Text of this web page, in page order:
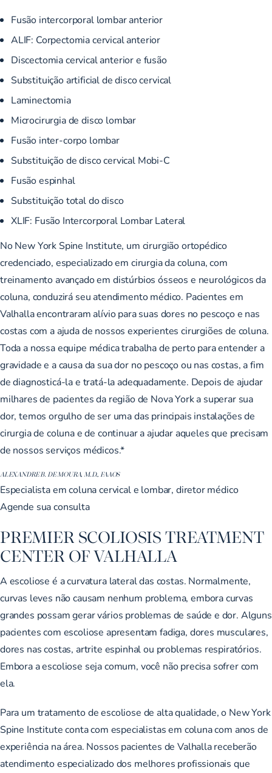
Fusão intercorporal lombar anterior
ALIF: Corpectomia cervical anterior
Discectomia cervical anterior e fusão
Substituição artificial de disco cervical
Laminectomia
Microcirurgia de disco lombar
Fusão inter-corpo lombar
Substituição de disco cervical Mobi-C
Fusão espinhal
Substituição total do disco
XLIF: Fusão Intercorporal Lombar Lateral
No New York Spine Institute, um cirurgião ortopédico
credenciado, especializado em cirurgia da coluna, com
treinamento avançado em distúrbios ósseos e neurológicos da
coluna, conduzirá seu atendimento médico. Pacientes em
Valhalla encontraram alívio para suas dores no pescoço e nas
costas com a ajuda de nossos experientes cirurgiões de coluna.
Toda a nossa equipe médica trabalha de perto para entender a
gravidade e a causa da sua dor no pescoço ou nas costas, a fim
de diagnosticá-la e tratá-la adequadamente. Depois de ajudar
milhares de pacientes da região de Nova York a superar sua
dor, temos orgulho de ser uma das principais instalações de
cirurgia de coluna e de continuar a ajudar aqueles que precisam
de nossos serviços médicos.*
ALEXANDRE B. DE MOURA, M.D., FAAOS
Especialista em coluna cervical e lombar, diretor médico
Agende sua consulta
PREMIER SCOLIOSIS TREATMENT
CENTER OF VALHALLA
A escoliose é a curvatura lateral das costas. Normalmente,
curvas leves não causam nenhum problema, embora curvas
grandes possam gerar vários problemas de saúde e dor. Alguns
pacientes com escoliose apresentam fadiga, dores musculares,
dores nas costas, artrite espinhal ou problemas respiratórios.
Embora a escoliose seja comum, você não precisa sofrer com
ela.
Para um tratamento de escoliose de alta qualidade, o New York
Spine Institute conta com especialistas em coluna com anos de
experiência na área. Nossos pacientes de Valhalla receberão
atendimento especializado dos melhores profissionais que